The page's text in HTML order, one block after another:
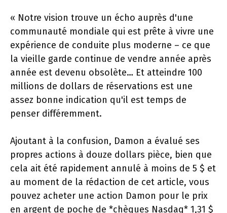
« Notre vision trouve un écho auprès d'une
communauté mondiale qui est prête à vivre une
expérience de conduite plus moderne – ce que
la vieille garde continue de vendre année après
année est devenu obsolète… Et atteindre 100
millions de dollars de réservations est une
assez bonne indication qu'il est temps de
penser différemment.
Ajoutant à la confusion, Damon a évalué ses
propres actions à douze dollars pièce, bien que
cela ait été rapidement annulé à moins de 5 $ et
au moment de la rédaction de cet article, vous
pouvez acheter une action Damon pour le prix
en argent de poche de *chèques Nasdaq* 1,31 $